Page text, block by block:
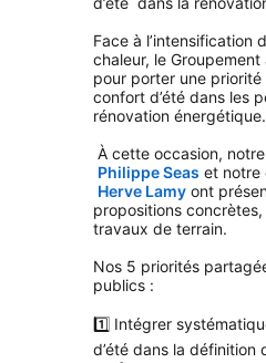
Face à l’intensification
chaleur, le Groupement
pour porter une priorité
confort d’été dans les
rénovation énergétique.
À cette occasion,
Philippe Seas et notre
Herve Lamy ont
propositions
travaux de terrain.
Nos 5 priorités
publics :
1️⃣ Intégrer
d’été dans la définition